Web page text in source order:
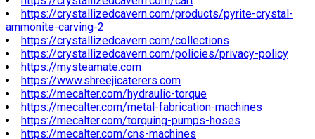
https://crystallizedcavern.com/products/pyrite-crystal-
ammonite-carving-2
https://crystallizedcavern.com/collections
https://crystallizedcavern.com/policies/privacy-policy
https://mysteamate.com
https://www.shreejicaterers.com
https://mecalter.com/hydraulic-torque
https://mecalter.com/metal-fabrication-machines
https://mecalter.com/torquing-pumps-hoses
https://mecalter.com/cns-machines